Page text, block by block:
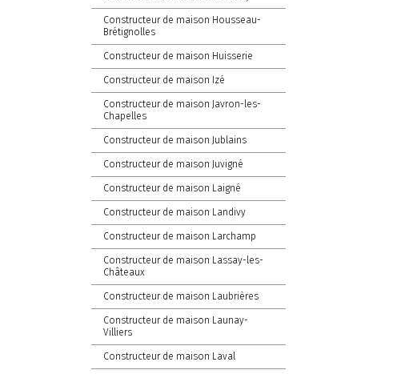
Constructeur de maison Housseau-
Brétignolles
Constructeur de maison Huisserie
Constructeur de maison Izé
Constructeur de maison Javron-les-
Chapelles
Constructeur de maison Jublains
Constructeur de maison Juvigné
Constructeur de maison Laigné
Constructeur de maison Landivy
Constructeur de maison Larchamp
Constructeur de maison Lassay-les-
Châteaux
Constructeur de maison Laubrières
Constructeur de maison Launay-
Villiers
Constructeur de maison Laval